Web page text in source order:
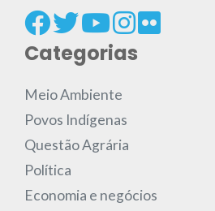
Categorias
Meio Ambiente
Povos Indígenas
Questão Agrária
Política
Economia e negócios